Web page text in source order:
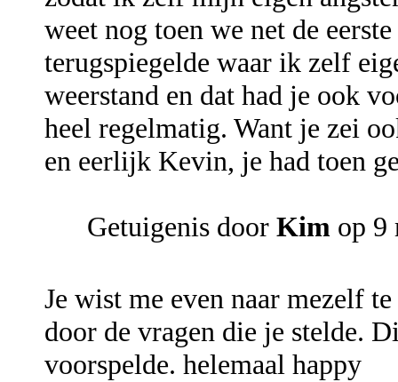
weet nog toen we net de
terugspiegelde waar ik zelf
weerstand en dat had je ook
heel regelmatig. Want je zei
en eerlijk Kevin, je had toen
Getuigenis door Kim op 9
Je wist me even naar mezelf
door de vragen die je stelde.
voorspelde. helemaal happy